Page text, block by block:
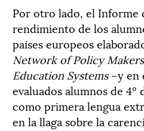
Por otro lado, el Informe
rendimiento de los
países europeos
Network of Policy
Education Systems–y en
evaluados alumnos de 4º
como primera lengua
en la llaga sobre la